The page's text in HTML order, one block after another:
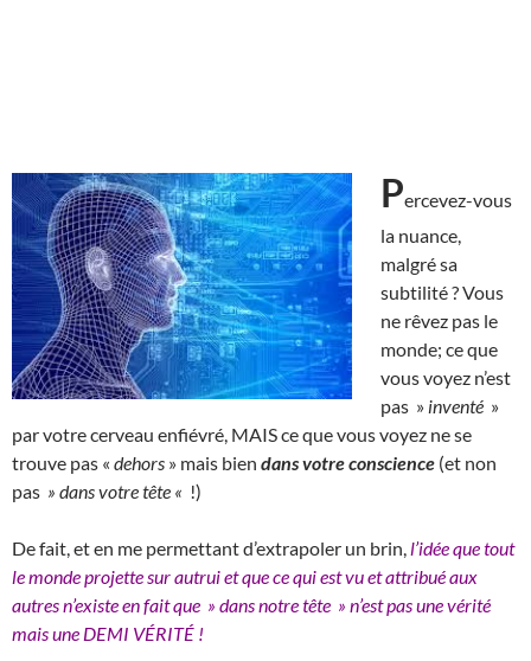
Percevez-vous
la nuance,
malgré sa
subtilité ? Vous
ne rêvez pas le
monde; ce que
vous voyez n’est
pas » inventé »
par votre cerveau enfiévré, MAIS ce que vous voyez ne se
trouve pas « dehors » mais bien dans votre conscience (et non
pas » dans votre tête « !)
De fait, et en me permettant d’extrapoler un brin, l’idée que tout
le monde projette sur autrui et que ce qui est vu et attribué aux
autres n’existe en fait que » dans notre tête » n’est pas une vérité
mais une DEMI VÉRITÉ !